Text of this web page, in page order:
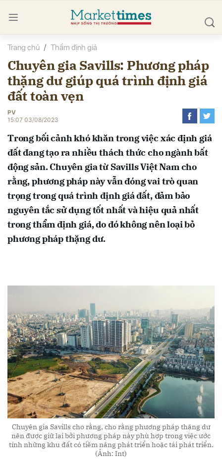
Trang chủ Thẩm định giá
Chuyên gia Savills: Phương pháp
thặng dư giúp quá trình định giá
đất toàn vẹn
PV
15:07 03/08/2023
Trong bối cảnh khó khăn trong việc xác định giá
đất đang tạo ra nhiều thách thức cho ngành bất
động sản. Chuyên gia từ Savills Việt Nam cho
rằng, phương pháp này vẫn đóng vai trò quan
trọng trong quá trình định giá đất, đảm bảo
nguyên tắc sử dụng tốt nhất và hiệu quả nhất
trong thẩm định giá, do đó không nên loại bỏ
phương pháp thặng dư.
Chuyên gia Savills cho rằng, cho rằng phương pháp thặng dư
nên được giữ lại bởi phương pháp này phù hợp trong việc ước
tính những khu đất có tiềm năng phát triển hoặc tái phát triển.
(Ảnh: Int)
luận
Hủy